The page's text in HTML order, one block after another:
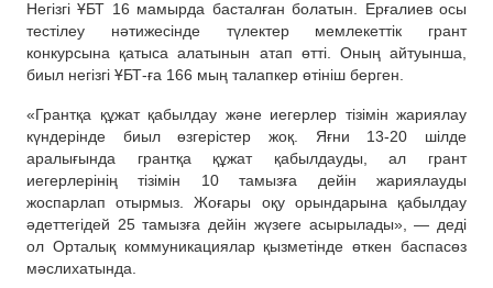
Негізгі ҰБТ 16 мамырда басталған болатын. Ерғалиев осы
тестілеу нәтижесінде түлектер мемлекеттік грант
конкурсына қатыса алатынын атап өтті. Оның айтуынша,
биыл негізгі ҰБТ-ға 166 мың талапкер өтініш берген.
«Грантқа құжат қабылдау және иегерлер тізімін жариялау
күндерінде биыл өзгерістер жоқ. Яғни 13-20 шілде
аралығында грантқа құжат қабылдауды, ал грант
иегерлерінің тізімін 10 тамызға дейін жариялауды
жоспарлап отырмыз. Жоғары оқу орындарына қабылдау
әдеттегідей 25 тамызға дейін жүзеге асырылады», — деді
ол Орталық коммуникациялар қызметінде өткен баспасөз
мәслихатында.